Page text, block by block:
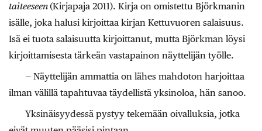
taiteeseen(Kirjapaja 2011). Kirja on omistettu Björkmanin
isälle, joka halusi kirjoittaa kirjan Kettuvuoren salaisuus.
Isä ei tuota salaisuutta kirjoittanut, mutta Björkman löysi
kirjoittamisesta tärkeän vastapainon näyttelijän työlle.
— Näyttelijän ammattia on lähes mahdoton harjoittaa
ilman välillä tapahtuvaa täydellistä yksinoloa, hän sanoo.
Yksinäisyydessä pystyy tekemään oivalluksia, jotka